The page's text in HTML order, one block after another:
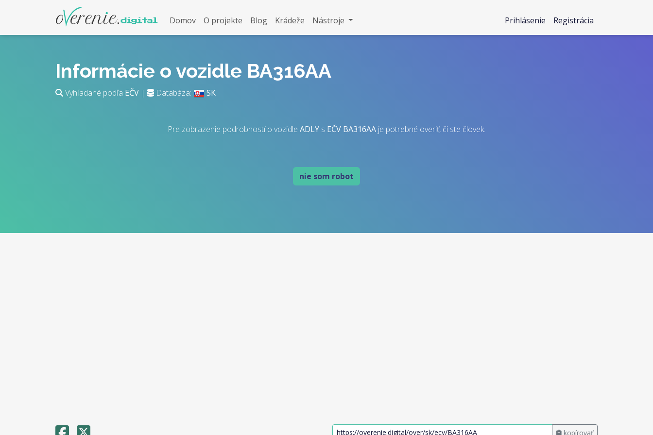
Domov O projekte Blog Krádeže Nástroje Prihlásenie Registrácia
Informácie o vozidle BA316AA
Vyhľadané podľa EČV | Databáza: SK
Pre zobrazenie podrobností o vozidle ADLY s EČV BA316AA je potrebné overiť, či ste človek.
nie som robot
kopírovať